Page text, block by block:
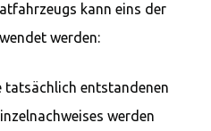
kann eins der
werden:
tatsächlich entstandenen
werden